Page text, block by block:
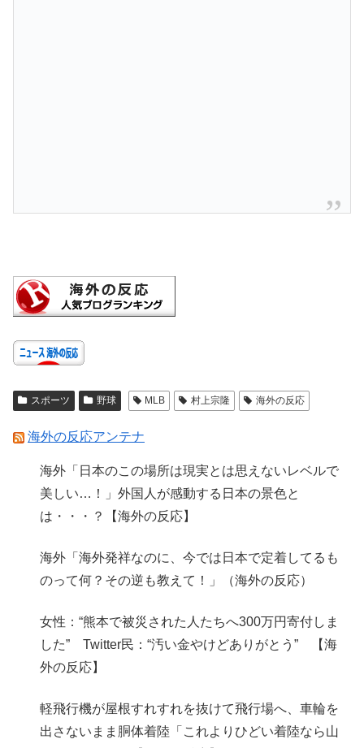
スポーツ 野球 MLB 村上宗隆 海外の反応
海外の反応アンテナ
海外「日本のこの場所は現実とは思えないレベルで
美しい…！」外国人が感動する日本の景色と
は・・・？【海外の反応】
海外「海外発祥なのに、今では日本で定着してるも
のって何？その逆も教えて！」（海外の反応）
女性：“熊本で被災された人たちへ300万円寄付しま
した” Twitter民：“汚い金やけどありがとう” 【海
外の反応】
軽飛行機が屋根すれすれを抜けて飛行場へ、車輪を
出さないまま胴体着陸「これよりひどい着陸なら山